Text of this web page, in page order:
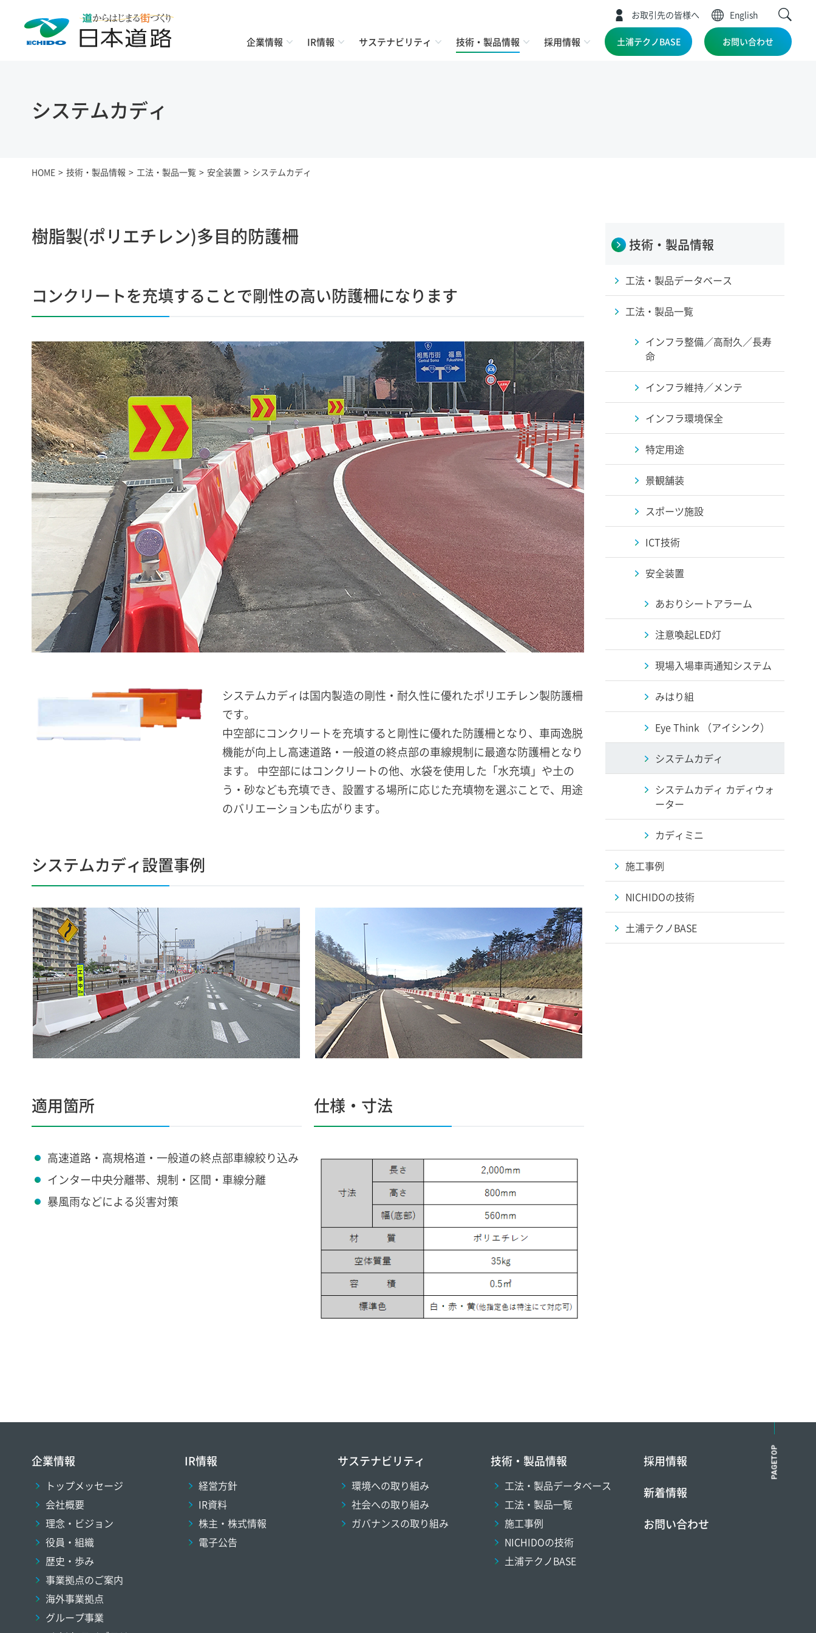
お取引先の皆様へ English
企業情報 IR情報 サステナビリティ 技術・製品情報 採用情報 土浦テクノBASE お問い合わせ
システムカディ
HOME 技術・製品情報 工法・製品一覧 安全装置 システムカディ
樹脂製(ポリエチレン)多目的防護柵
コンクリートを充填することで剛性の高い防護柵になります
システムカディは国内製造の剛性・耐久性に優れたポリエチレン製防護柵
です。
中空部にコンクリートを充填すると剛性に優れた防護柵となり、車両逸脱
機能が向上し高速道路・一般道の終点部の車線規制に最適な防護柵となり
ます。 中空部にはコンクリートの他、水袋を使用した「水充填」や土の
う・砂なども充填でき、設置する場所に応じた充填物を選ぶことで、用途
のバリエーションも広がります。
システムカディ設置事例
適用箇所
高速道路・高規格道・一般道の終点部車線絞り込み
インター中央分離帯、規制・区間・車線分離
暴風雨などによる災害対策
仕様・寸法
技術・製品情報
工法・製品データベース
工法・製品一覧
インフラ整備／高耐久／長寿
命
インフラ維持／メンテ
インフラ環境保全
特定用途
景観舗装
スポーツ施設
ICT技術
安全装置
あおりシートアラーム
注意喚起LED灯
現場入場車両通知システム
みはり組
Eye Think （アイシンク）
システムカディ
システムカディ カディウォ
ーター
カディミニ
施工事例
NICHIDOの技術
土浦テクノBASE
PAGETOP
企業情報
トップメッセージ
会社概要
理念・ビジョン
役員・組織
歴史・歩み
事業拠点のご案内
海外事業拠点
グループ事業
IR情報
経営方針
IR資料
株主・株式情報
電子公告
サステナビリティ
環境への取り組み
社会への取り組み
ガバナンスの取り組み
技術・製品情報
工法・製品データベース
工法・製品一覧
施工事例
NICHIDOの技術
土浦テクノBASE
採用情報
新着情報
お問い合わせ